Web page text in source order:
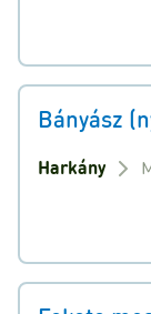
Bányász
Harkány